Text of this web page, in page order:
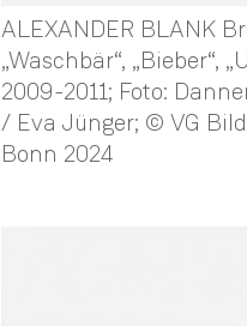
ALEXANDER BLANK
„Waschbär“, „Bieber“,
2009-2011; Foto:
/ Eva Jünger; © VG
Bonn 2024